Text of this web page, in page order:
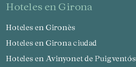
hoteles en Girona
Hoteles en Gironès
Hoteles en Girona ciudad
Hoteles en Avinyonet de Puigventós